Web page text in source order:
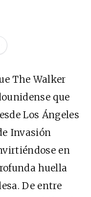
The Walker
que
Los Ángeles
Invasión
en
huella
De entre